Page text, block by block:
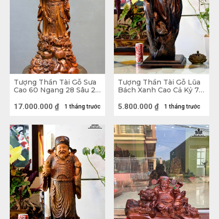
ngai hiền từ, phúc hậu với râu tóc bạc phơ, tay
cầm thỏi vàng đặt phía trước bụng.
Tượng Thần Tài Gỗ Sưa
Cao 60 Ngang 28 Sâu 20
1 tháng trước
17.000.000 ₫
Tượng Thần Tài Gỗ Lũa
Bách Xanh Cao Cả Kỷ 72
Kỷ Cao 10
1 tháng trước
5.800.000 ₫